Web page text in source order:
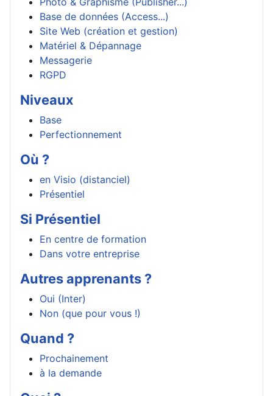
Base de données (Access...)
Site Web (création et gestion)
Matériel & Dépannage
Messagerie
RGPD
Niveaux
Base
Perfectionnement
Où ?
en Visio (distanciel)
Présentiel
Si Présentiel
En centre de formation
Dans votre entreprise
Autres apprenants ?
Oui (Inter)
Non (que pour vous !)
Quand ?
Prochainement
à la demande